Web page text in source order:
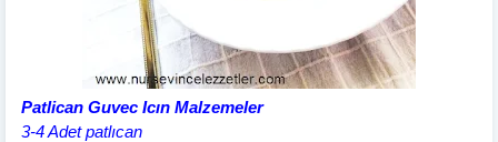
Patlican Guvec Icın Malzemeler
3-4 Adet patlıcan